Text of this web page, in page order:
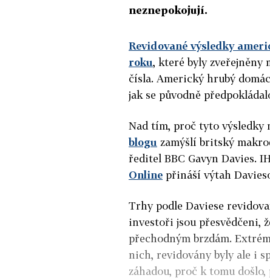
neznepokojují.
Revidované výsledky
roku, které byly zveřejněny
čísla. Americký hrubý
jak se původně
Nad tím, proč tyto výsledky
blogu zamýšlí britský
ředitel BBC Gavyn Davies.
Online přináší výtah
Trhy podle Daviese
investoři jsou přesvědčeni,
přechodným brzdám.
nich, revidovány byly ale i
záhadou, proč k tomu